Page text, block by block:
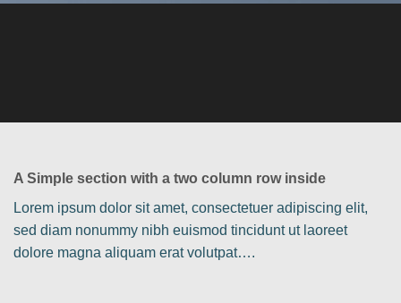
A Simple section with a two column row inside
Lorem ipsum dolor sit amet, consectetuer adipiscing elit,
sed diam nonummy nibh euismod tincidunt ut laoreet
dolore magna aliquam erat volutpat….